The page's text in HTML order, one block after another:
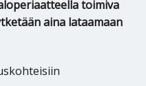
toimiva
aina lataamaan